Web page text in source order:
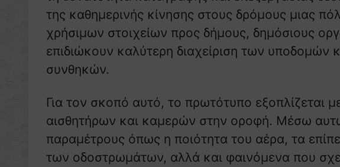
της καθημερινής κίνησης στους δρόμους μιας
χρήσιμων στοιχείων προς δήμους, δημόσιους
επιδιώκουν καλύτερη διαχείριση των υποδομών
συνθηκών.
Για τον σκοπό αυτό, το πρωτότυπο εξοπλίζεται με
αισθητήρων και καμερών στην οροφή. Μέσω
παραμέτρους όπως η ποιότητα του αέρα, τα
των οδοστρωμάτων, αλλά και φαινόμενα που